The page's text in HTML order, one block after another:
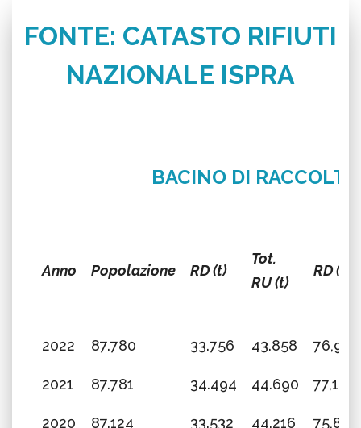
FONTE: CATASTO RIFIUTI
NAZIONALE ISPRA
BACINO DI RACCOLTA
Anno Popolazione RD (t)
Tot.
RU (t)
RD (%)
2022 87.780 33.756 43.858 76,97%
2021 87.781 34.494 44.690 77,18%
2020 87.124 33.532 44.216 75,84%